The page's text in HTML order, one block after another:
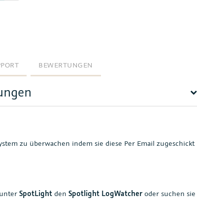
BEWERTUNGEN
zu überwachen indem sie diese Per Email zugeschickt
SpotLight den Spotlight LogWatcher oder suchen sie